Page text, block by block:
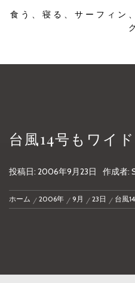
食う、寝る、サーフィン
台風14号もワイ
投稿日: 2006年9月23日 作成者:
ホーム 2006年 9月 23日 台風